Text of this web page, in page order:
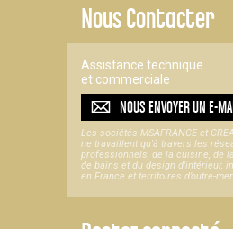
Nous Contacter
Assistance technique
et commerciale
NOUS ENVOYER UNE-
Les sociétés MSAFRANCE et
ne travaillent qu'à travers les
professionnels, de la cuisine, de
de bains et du design d'intérieur,
en France et territoires d’outre-mer.